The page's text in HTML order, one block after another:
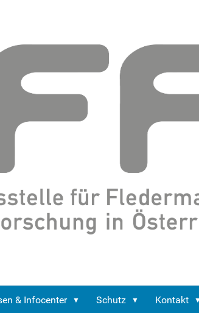
& Infocenter Schutz Kontakt